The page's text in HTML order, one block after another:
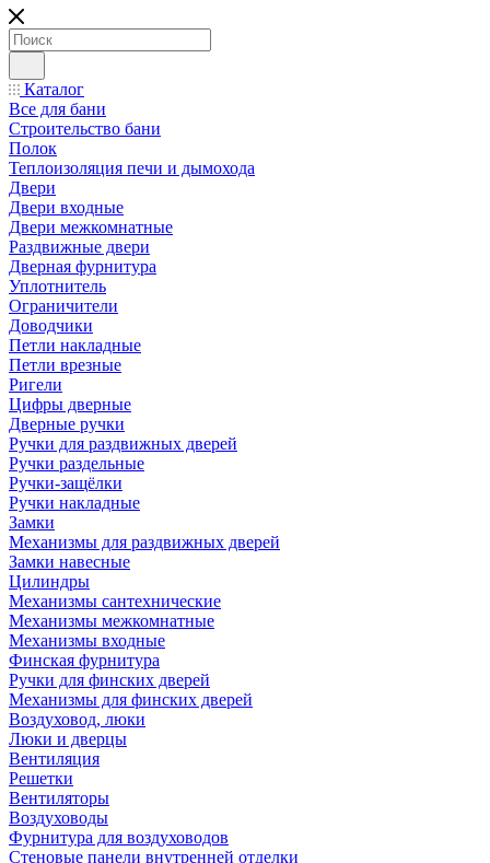
Каталог
Все для бани
Строительство бани
Полок
Теплоизоляция печи и дымохода
Двери
Двери входные
Двери межкомнатные
Раздвижные двери
Дверная фурнитура
Уплотнитель
Ограничители
Доводчики
Петли накладные
Петли врезные
Ригели
Цифры дверные
Дверные ручки
Ручки для раздвижных дверей
Ручки раздельные
Ручки-защёлки
Ручки накладные
Замки
Механизмы для раздвижных дверей
Замки навесные
Цилиндры
Механизмы сантехнические
Механизмы межкомнатные
Механизмы входные
Финская фурнитура
Ручки для финских дверей
Механизмы для финских дверей
Воздуховод, люки
Люки и дверцы
Вентиляция
Решетки
Вентиляторы
Воздуховоды
Фурнитура для воздуховодов
Стеновые панели внутренней отделки